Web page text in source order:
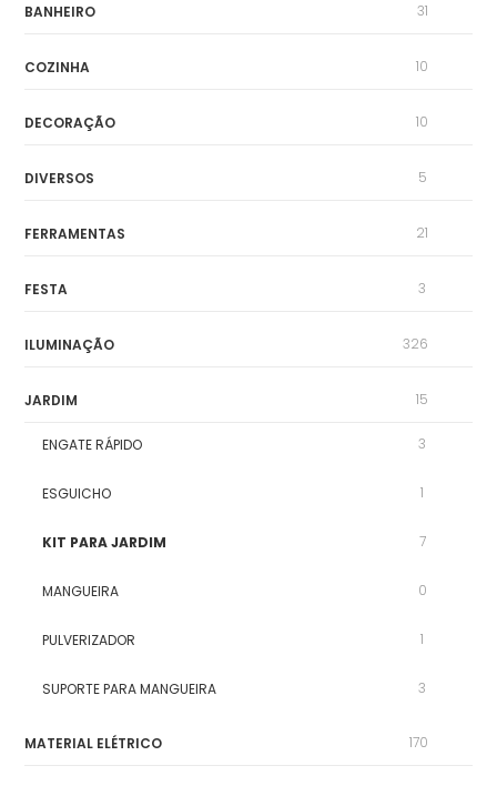
BANHEIRO 31
COZINHA 10
DECORAÇÃO 10
DIVERSOS 5
FERRAMENTAS 21
FESTA 3
ILUMINAÇÃO 326
JARDIM 15
ENGATE RÁPIDO 3
ESGUICHO 1
KIT PARA JARDIM 7
MANGUEIRA 0
PULVERIZADOR 1
SUPORTE PARA MANGUEIRA 3
MATERIAL ELÉTRICO 170